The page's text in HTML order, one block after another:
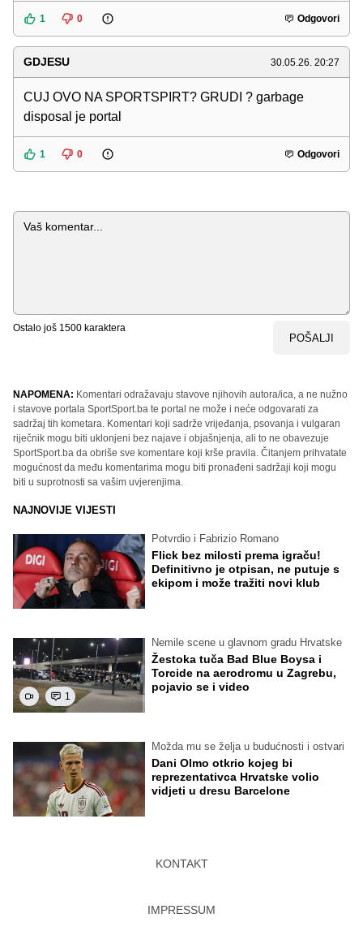
1 0 Odgovori
GDJESU 30.05.26. 20:27
CUJ OVO NA SPORTSPIRT? GRUDI ? garbage
disposal je portal
1 0 Odgovori
Komentar
Ostalo još 1500 karaktera
POŠALJI
NAPOMENA: Komentari odražavaju stavove njihovih autora/ica, a ne nužno
i stavove portala SportSport.ba te portal ne može i neće odgovarati za
sadržaj tih kometara. Komentari koji sadrže vrijeđanja, psovanja i vulgaran
riječnik mogu biti uklonjeni bez najave i objašnjenja, ali to ne obavezuje
SportSport.ba da obriše sve komentare koji krše pravila. Čitanjem prihvatate
mogućnost da među komentarima mogu biti pronađeni sadržaji koji mogu
biti u suprotnosti sa vašim uvjerenjima.
NAJNOVIJE VIJESTI
Potvrdio i Fabrizio Romano
Flick bez milosti prema igraču!
Definitivno je otpisan, ne putuje s
ekipom i može tražiti novi klub
1
Nemile scene u glavnom gradu Hrvatske
Žestoka tuča Bad Blue Boysa i
Torcide na aerodromu u Zagrebu,
pojavio se i video
Možda mu se želja u budućnosti i ostvari
Dani Olmo otkrio kojeg bi
reprezentativca Hrvatske volio
vidjeti u dresu Barcelone
KONTAKT
IMPRESSUM